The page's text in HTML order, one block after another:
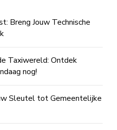
Breng Jouw Technische
Taxiwereld: Ontdek
nog!
Sleutel tot Gemeentelijke